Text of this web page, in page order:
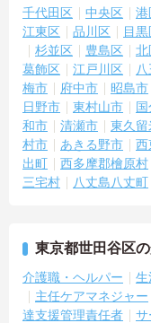
千代田区 中央区 港
江東区
品川区 目
杉並区
豊島区 北
葛飾区
江戸川区
梅市
府中市 昭島市
日野市
東村山市
和市
清瀬市 東久留
村市
あきる野市 西
出町
西多摩郡檜原村
三宅村
八丈島八丈町
東京都世田谷区
介護職・ヘルパー 生
主任ケアマネジャー
達支援管理責任者
サ